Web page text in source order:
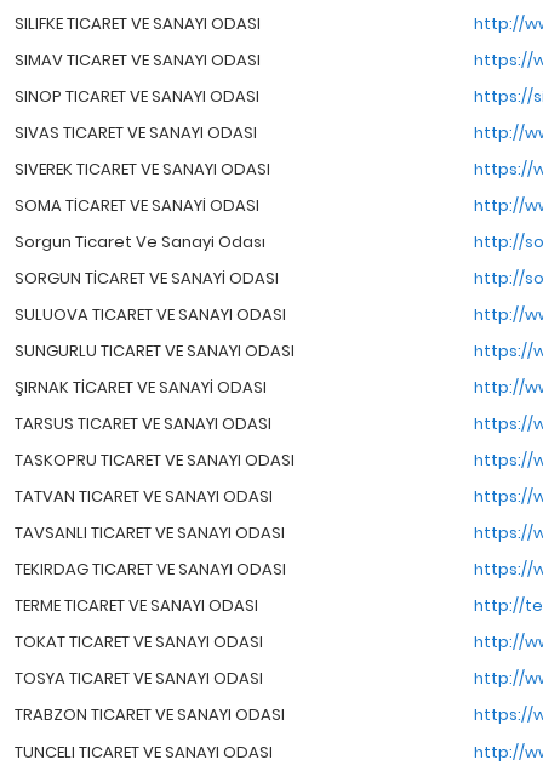
SILIFKE TICARET VE SANAYI ODASI
http://
SIMAV TICARET VE SANAYI ODASI
https://
SINOP TICARET VE SANAYI ODASI
https://
SIVAS TICARET VE SANAYI ODASI
http://
SIVEREK TICARET VE SANAYI ODASI
https://
SOMA TİCARET VE SANAYİ ODASI
http://
Sorgun Ticaret Ve Sanayi Odası
http://
SORGUN TİCARET VE SANAYİ ODASI
http://
SULUOVA TICARET VE SANAYI ODASI
http://
SUNGURLU TICARET VE SANAYI ODASI
https://
ŞIRNAK TİCARET VE SANAYİ ODASI
http://
TARSUS TICARET VE SANAYI ODASI
https://
TASKOPRU TICARET VE SANAYI ODASI
https://
TATVAN TICARET VE SANAYI ODASI
https://
TAVSANLI TICARET VE SANAYI ODASI
https://
TEKIRDAG TICARET VE SANAYI ODASI
https://
TERME TICARET VE SANAYI ODASI
http://
TOKAT TICARET VE SANAYI ODASI
http://
TOSYA TICARET VE SANAYI ODASI
http://
TRABZON TICARET VE SANAYI ODASI
https://
TUNCELI TICARET VE SANAYI ODASI
http://